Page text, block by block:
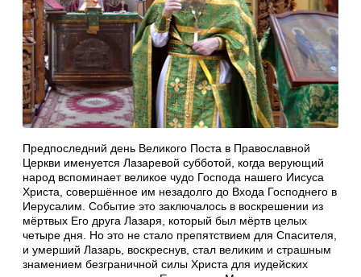
Предпоследний день Великого Поста в Православной
Церкви именуется Лазаревой субботой, когда верующий
народ вспоминает великое чудо Господа нашего Иисуса
Христа, совершённое им незадолго до Входа Господнего в
Иерусалим. Событие это заключалось в воскрешении из
мёртвых Его друга Лазаря, который был мёртв целых
четыре дня. Но это не стало препятствием для Спасителя,
и умерший Лазарь, воскреснув, стал великим и страшным
знамением безграничной силы Христа для иудейских